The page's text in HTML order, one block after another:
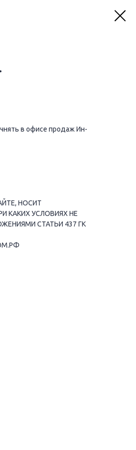
в офисе продаж Ин-
НОСИТ
КАКИХ УСЛОВИЯХ НЕ
СТАТЬИ 437 ГК